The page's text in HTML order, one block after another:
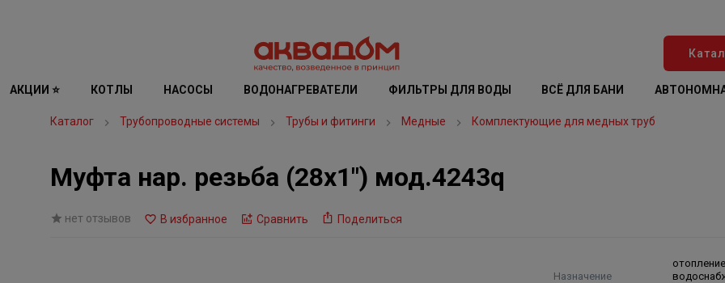
АКЦИИ ⭐ КОТЛЫ НАСОСЫ ВОДОНАГРЕВАТЕЛИ ФИЛЬТРЫ ДЛЯ ВОДЫ ВСЁ ДЛЯ БАНИ
Каталог Трубопроводные системы Трубы и фитинги Медные Комплектующие для медных труб
Муфта нар. резьба (28х1") мод.4243q
нет отзывов В избранное Сравнить Поделиться
Назначение